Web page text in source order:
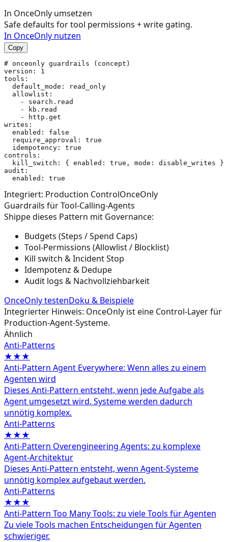
In OnceOnly umsetzen
Safe defaults for tool permissions + write gating.
In OnceOnly nutzen
Copy
# onceonly guardrails (concept)
version: 1
tools:
  default_mode: read_only
  allowlist:
    - search.read
    - kb.read
    - http.get
writes:
  enabled: false
  require_approval: true
  idempotency: true
controls:
  kill_switch: { enabled: true, mode: disable_writes }
audit:
Integriert: Production ControlOnceOnly
Guardrails für Tool-Calling-Agents
Shippe dieses Pattern mit Governance:
Budgets (Steps / Spend Caps)
Tool-Permissions (Allowlist / Blocklist)
Kill switch & Incident Stop
Idempotenz & Dedupe
Audit logs & Nachvollziehbarkeit
OnceOnly testenDoku & Beispiele
Integrierter Hinweis: OnceOnly ist eine Control-Layer für
Production-Agent-Systeme.
Ähnlich
Anti-Patterns
★★★
Anti-Pattern Agent Everywhere: Wenn alles zu einem
Agenten wird
Dieses Anti-Pattern entsteht, wenn jede Aufgabe als
Agent umgesetzt wird. Systeme werden dadurch
unnötig komplex.
Anti-Patterns
★★★
Anti-Pattern Overengineering Agents: zu komplexe
Agent-Architektur
Dieses Anti-Pattern entsteht, wenn Agent-Systeme
unnötig komplex aufgebaut werden.
Anti-Patterns
★★★
Anti-Pattern Too Many Tools: zu viele Tools für Agenten
Zu viele Tools machen Entscheidungen für Agenten
schwieriger.